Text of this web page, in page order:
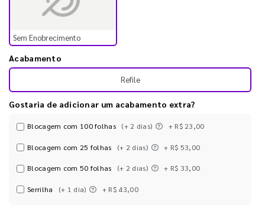
Sem Enobrecimento
Acabamento
Refile
Gostaria de adicionar um acabamento extra?
Blocagem com 100 folhas (+ 2 dias) + R$ 23,00
Blocagem com 25 folhas (+ 2 dias) + R$ 53,00
Blocagem com 50 folhas (+ 2 dias) + R$ 33,00
Serrilha (+ 1 dia) + R$ 43,00